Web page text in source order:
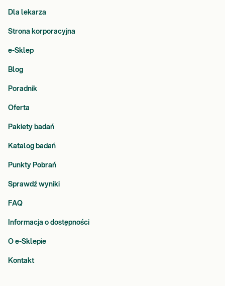
Dla lekarza
Strona korporacyjna
e-Sklep
Blog
Poradnik
Oferta
Pakiety badań
Katalog badań
Punkty Pobrań
Sprawdź wyniki
FAQ
Informacja o dostępności
O e-Sklepie
Kontakt